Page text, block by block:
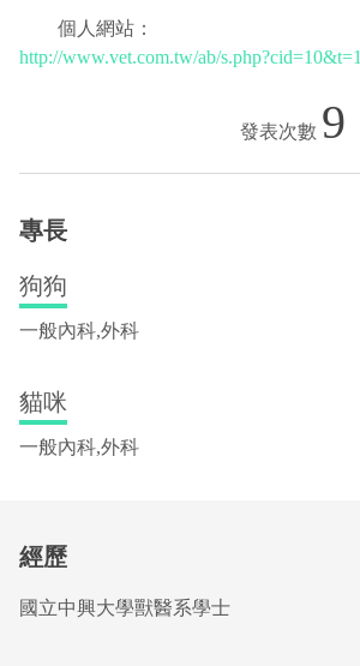
個人網站：
http://www.vet.com.tw/ab/s.php?cid=10&t=1
9
專長
狗狗
一般內科,外科
貓咪
一般內科,外科
經歷
國立中興大學獸醫系學士